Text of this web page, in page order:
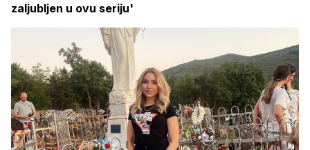
zaljubljen u ovu seriju'